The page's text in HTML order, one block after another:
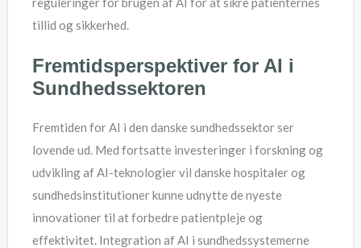
tillid og sikkerhed.
Fremtidsperspektiver for AI i
Sundhedssektoren
Fremtiden for AI i den danske sundhedssektor ser
lovende ud. Med fortsatte investeringer i forskning og
udvikling af AI-teknologier vil danske hospitaler og
sundhedsinstitutioner kunne udnytte de nyeste
innovationer til at forbedre patientpleje og
effektivitet. Integration af AI i sundhedssystemerne